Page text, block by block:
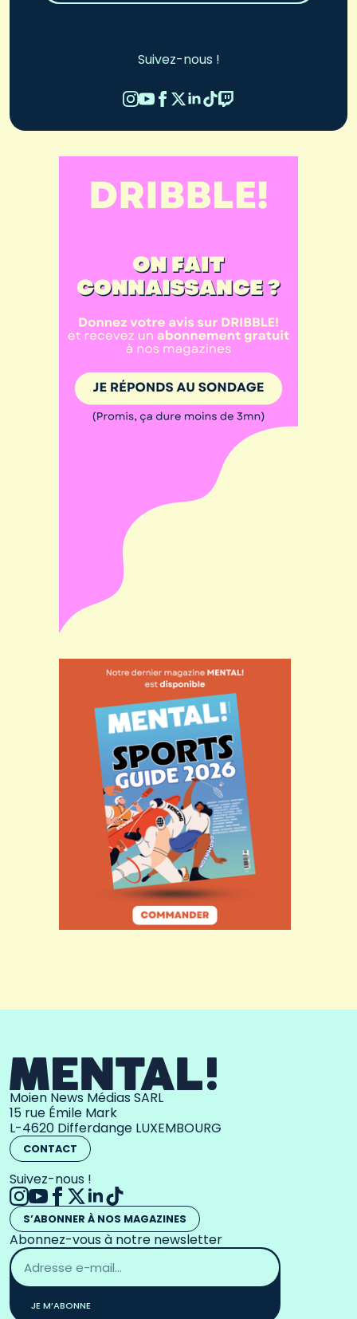
Suivez-nous !
Moien News Médias SARL
15 rue Émile Mark
L-4620 Differdange LUXEMBOURG
CONTACT
Suivez-nous !
S’ABONNER À NOS MAGAZINES
Abonnez-vous à notre newsletter
Adresse
email
*
JE M’ABONNE